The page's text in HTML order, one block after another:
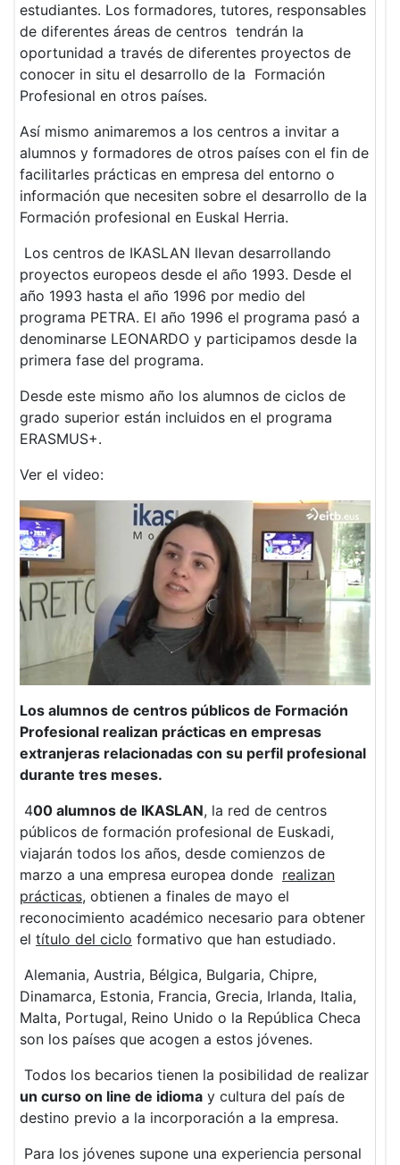
estudiantes. Los formadores, tutores, responsables
de diferentes áreas de centros tendrán la
oportunidad a través de diferentes proyectos de
conocer in situ el desarrollo de la Formación
Profesional en otros países.
Así mismo animaremos a los centros a invitar a
alumnos y formadores de otros países con el fin de
facilitarles prácticas en empresa del entorno o
información que necesiten sobre el desarrollo de la
Formación profesional en Euskal Herria.
Los centros de IKASLAN llevan desarrollando
proyectos europeos desde el año 1993. Desde el
año 1993 hasta el año 1996 por medio del
programa PETRA. El año 1996 el programa pasó a
denominarse LEONARDO y participamos desde la
primera fase del programa.
Desde este mismo año los alumnos de ciclos de
grado superior están incluidos en el programa
ERASMUS+.
Ver el video:
Los alumnos de centros públicos de Formación
Profesional realizan prácticas en empresas
extranjeras relacionadas con su perfil profesional
durante tres meses.
400 alumnos de IKASLAN, la red de centros
públicos de formación profesional de Euskadi,
viajarán todos los años, desde comienzos de
marzo a una empresa europea donde realizan
prácticas, obtienen a finales de mayo el
reconocimiento académico necesario para obtener
el título del ciclo formativo que han estudiado.
Alemania, Austria, Bélgica, Bulgaria, Chipre,
Dinamarca, Estonia, Francia, Grecia, Irlanda, Italia,
Malta, Portugal, Reino Unido o la República Checa
son los países que acogen a estos jóvenes.
Todos los becarios tienen la posibilidad de realizar
un curso on line de idioma y cultura del país de
destino previo a la incorporación a la empresa.
Para los jóvenes supone una experiencia personal